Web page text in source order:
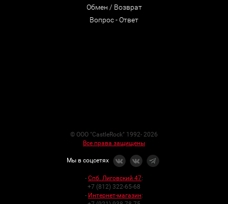
Обмен / Возврат
Вопрос - Ответ
© ООО "CastleRock" 1992- 2026
Все права защищены
Мы в соцсетях
- Спб. Лиговский 47:
+7 (812) 322-65-68
- Интернет-магазин: